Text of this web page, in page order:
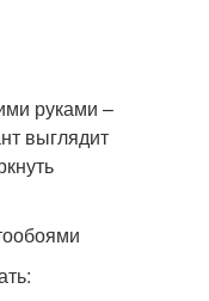
руками –
выглядит